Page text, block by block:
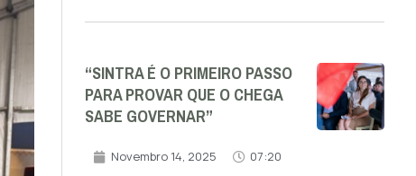
“SINTRA É O PRIMEIRO PASSO
PARA PROVAR QUE O CHEGA
SABE GOVERNAR”
Novembro 14, 2025 07:20